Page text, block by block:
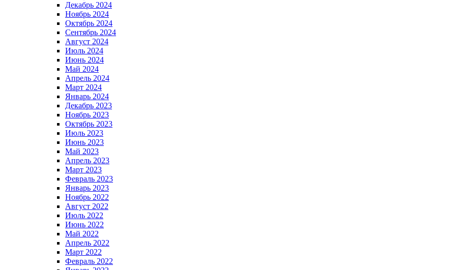
Декабрь 2024
Ноябрь 2024
Октябрь 2024
Сентябрь 2024
Август 2024
Июль 2024
Июнь 2024
Май 2024
Апрель 2024
Март 2024
Январь 2024
Декабрь 2023
Ноябрь 2023
Октябрь 2023
Июль 2023
Июнь 2023
Май 2023
Апрель 2023
Март 2023
Февраль 2023
Январь 2023
Ноябрь 2022
Август 2022
Июль 2022
Июнь 2022
Май 2022
Апрель 2022
Март 2022
Февраль 2022